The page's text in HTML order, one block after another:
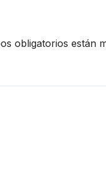
obligatorios están